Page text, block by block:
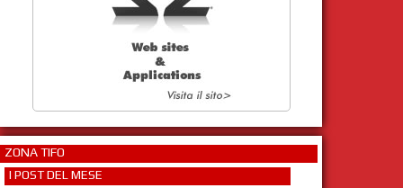
ZONA TIFO
I POST DEL MESE